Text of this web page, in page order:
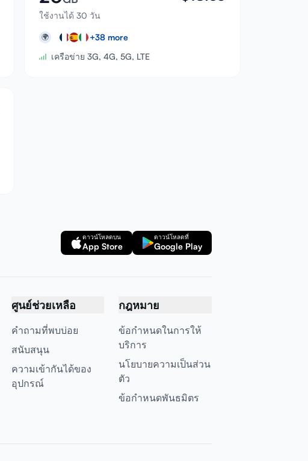
ใช้งานได้ 30 วัน
🌍 +38 more
เครือข่าย 3G, 4G, 5G, LTE
ดาวน์โหลดบน
App Store
ดาวน์โหลดที่
Google Play
ศูนย์ช่วยเหลือ
คำถามที่พบบ่อย
สนับสนุน
ความเข้ากันได้ของ
อุปกรณ์
กฎหมาย
ข้อกำหนดในการให้
บริการ
นโยบายความเป็นส่วน
ตัว
ข้อกำหนดพันธมิตร